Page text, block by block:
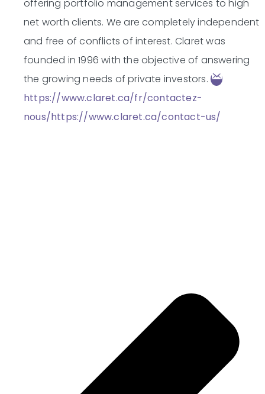
offering portfolio management services to high
net worth clients. We are completely independent
and free of conflicts of interest. Claret was
founded in 1996 with the objective of answering
the growing needs of private investors.
https://www.claret.ca/fr/contactez-
nous/https://www.claret.ca/contact-us/